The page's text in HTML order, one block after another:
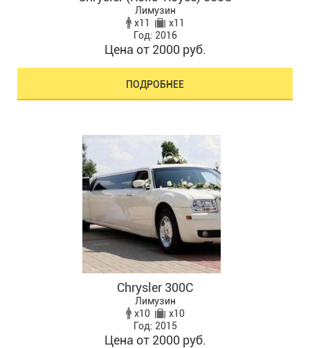
Лимузин
x11
x11
Год: 2016
Цена от 2000 руб.
ПОДРОБНЕЕ
Chrysler 300C
Лимузин
x10
x10
Год: 2015
Цена от 2000 руб.